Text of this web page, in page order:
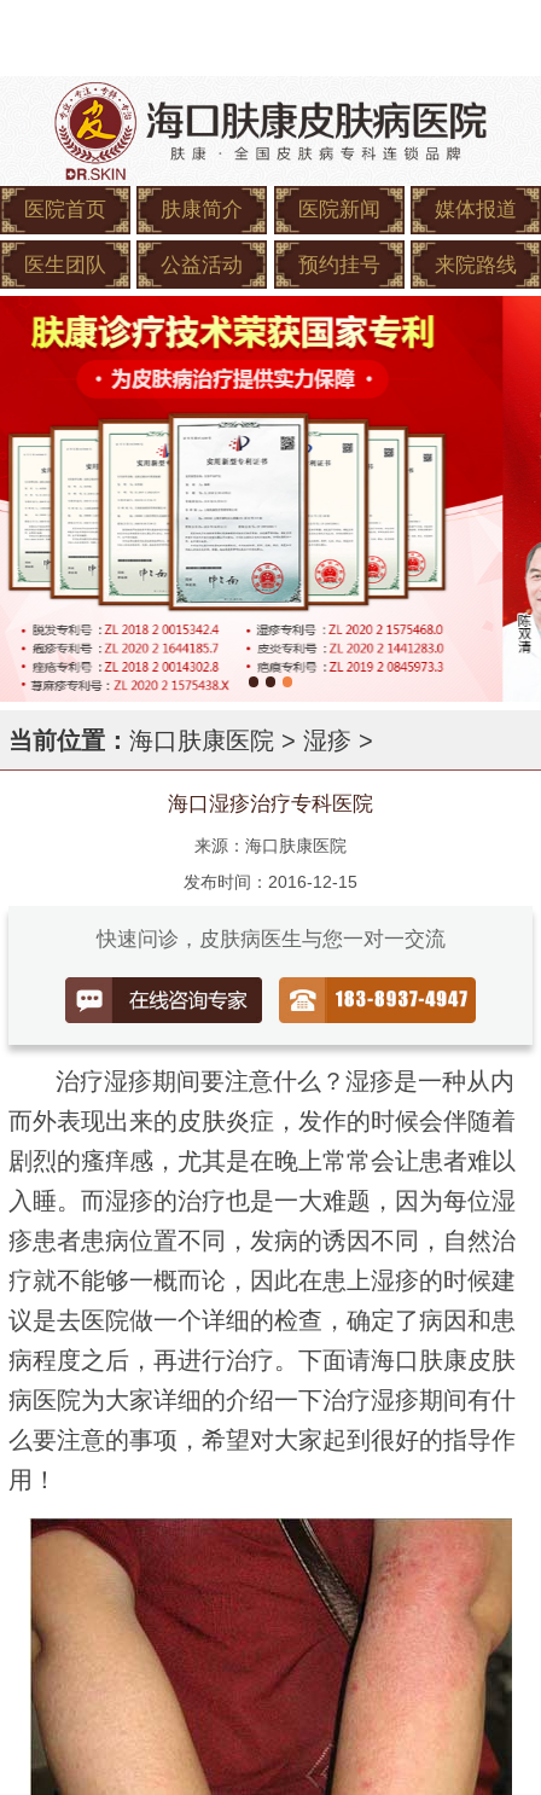
医院首页 肤康简介 医院新闻 媒体报道
医生团队 公益活动 预约挂号 来院路线
当前位置： 海口肤康医院 > 湿疹 >
海口湿疹治疗专科医院
来源：海口肤康医院
发布时间：2016-12-15
快速问诊，皮肤病医生与您一对一交流
治疗湿疹期间要注意什么？湿疹是一种从内
而外表现出来的皮肤炎症，发作的时候会伴随着
剧烈的瘙痒感，尤其是在晚上常常会让患者难以
入睡。而湿疹的治疗也是一大难题，因为每位湿
疹患者患病位置不同，发病的诱因不同，自然治
疗就不能够一概而论，因此在患上湿疹的时候建
议是去医院做一个详细的检查，确定了病因和患
病程度之后，再进行治疗。下面请海口肤康皮肤
病医院为大家详细的介绍一下治疗湿疹期间有什
么要注意的事项，希望对大家起到很好的指导作
用！